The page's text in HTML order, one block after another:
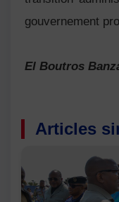
gouvernement
El Boutros
Articles